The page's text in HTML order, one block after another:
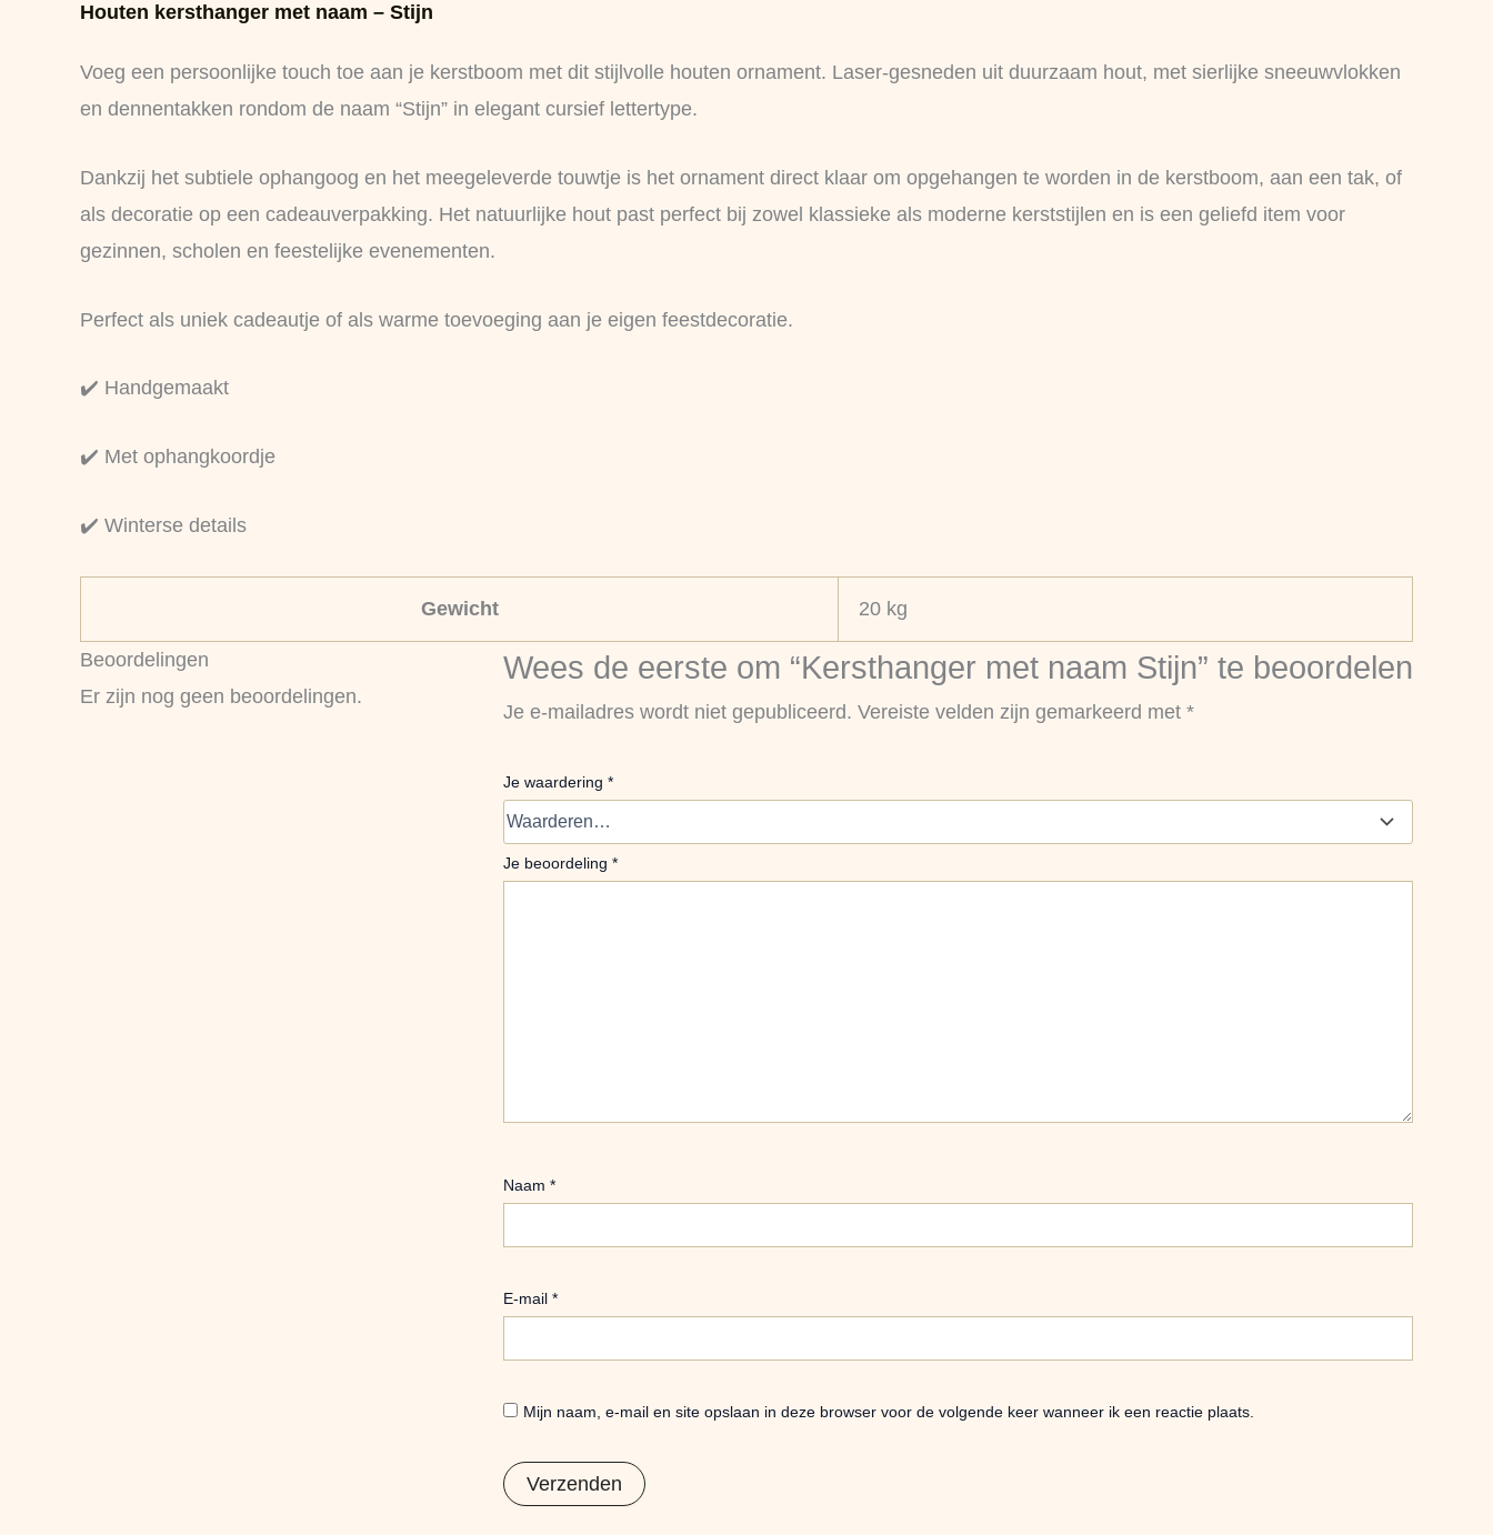
Houten kersthanger met naam – Stijn
Voeg een persoonlijke touch toe aan je kerstboom met dit stijlvolle houten ornament. Laser-gesneden uit duurzaam hout, met sierlijke sneeuwvlokken
en dennentakken rondom de naam “Stijn” in elegant cursief lettertype.
Dankzij het subtiele ophangoog en het meegeleverde touwtje is het ornament direct klaar om opgehangen te worden in de kerstboom, aan een tak, of
als decoratie op een cadeauverpakking. Het natuurlijke hout past perfect bij zowel klassieke als moderne kerststijlen en is een geliefd item voor
gezinnen, scholen en feestelijke evenementen.
Perfect als uniek cadeautje of als warme toevoeging aan je eigen feestdecoratie.
✔️ Handgemaakt
✔️ Met ophangkoordje
✔️ Winterse details
Gewicht 20 kg
Beoordelingen
Er zijn nog geen beoordelingen.
Wees de eerste om “Kersthanger met naam Stijn” te beoordelen
Je e-mailadres wordt niet gepubliceerd. Vereiste velden zijn gemarkeerd met *
Je waardering *
Je beoordeling *
Naam *
E-mail *
Mijn naam, e-mail en site opslaan in deze browser voor de volgende keer wanneer ik een reactie plaats.